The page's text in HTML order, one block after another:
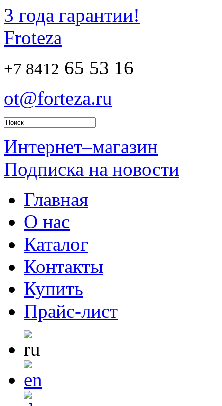
3 года гарантии!
Froteza
+7 8412 65 53 16
ot@forteza.ru
Интернет–магазин
Подписка на новости
Главная
О нас
Каталог
Контакты
Купить
Прайс-лист